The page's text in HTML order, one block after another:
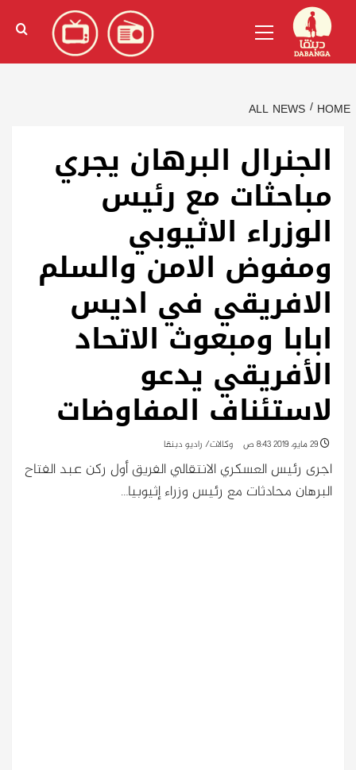
content
الإنجليزية)
Menu
HOME
ALL NEWS
الجنرال البرهان يجري
مباحثات مع رئيس
الوزراء الاثيوبي
ومفوض الامن والسلم
الافريقي في اديس
ابابا ومبعوث الاتحاد
الأفريقي يدعو
لاستئناف المفاوضات
وكالات/ راديو دبنقا
اجرى رئيس العسكري الانتقالي الفريق أول ركن عبد الفتاح
البرهان محادثات مع رئيس وزراء إثيوبيا…